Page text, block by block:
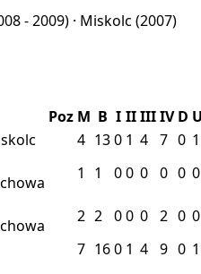
- 2009) · Miskolc (2007)
Poz M B I IIIIIIV D
4 130 1 4 7 0 1
1 1 00 0 0 0 0
2 2 00 0 2 0 0
7 160 1 4 9 0 1